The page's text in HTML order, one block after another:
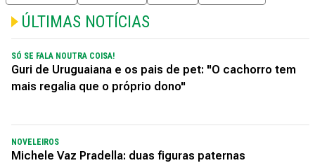
ÚLTIMAS NOTÍCIAS
SÓ SE FALA NOUTRA COISA!
Guri de Uruguaiana e os pais de pet: "O cachorro tem
mais regalia que o próprio dono"
NOVELEIROS
Michele Vaz Pradella: duas figuras paternas